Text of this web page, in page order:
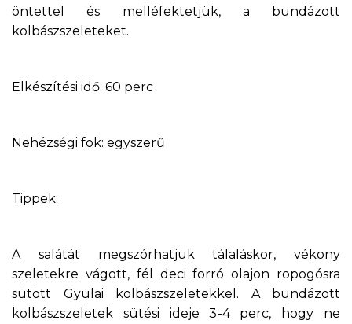
öntettel és melléfektetjük, a bundázott
kolbászszeleteket.
Elkészítési idő: 60 perc
Nehézségi fok: egyszerű
Tippek:
A salátát megszórhatjuk tálaláskor, vékony
szeletekre vágott, fél deci forró olajon ropogósra
sütött Gyulai kolbászszeletekkel. A bundázott
kolbászszeletek sütési ideje 3-4 perc, hogy ne